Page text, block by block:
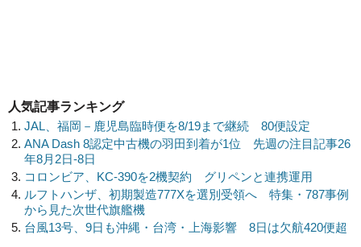
人気記事ランキング
JAL、福岡－鹿児島臨時便を8/19まで継続 80便設定
ANA Dash 8認定中古機の羽田到着が1位 先週の注目記事26
年8月2日-8日
コロンビア、KC-390を2機契約 グリペンと連携運用
ルフトハンザ、初期製造777Xを選別受領へ 特集・787事例
から見た次世代旗艦機
台風13号、9日も沖縄・台湾・上海影響 8日は欠航420便超